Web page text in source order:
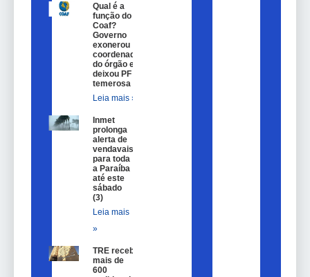
Qual é a
função do
Coaf?
Governo
exonerou
coordenador
do órgão e
deixou PF
temerosa
Leia mais »
Inmet
prolonga
alerta de
vendavais
para toda
a Paraíba
até este
sábado
(3)
Leia mais
»
TRE recebe
mais de
600